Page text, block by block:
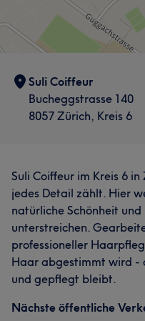
Suli Coiffeur
Bucheggstrasse 140
8057 Zürich, Kreis 6
Suli Coiffeur im Kreis 6
jedes Detail zählt. Hier
natürliche Schönheit
unterstreichen.
professioneller
Haar abgestimmt wird -
und gepflegt bleibt.
Nächste öffentliche